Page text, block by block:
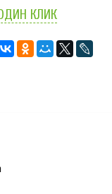
КЛИК